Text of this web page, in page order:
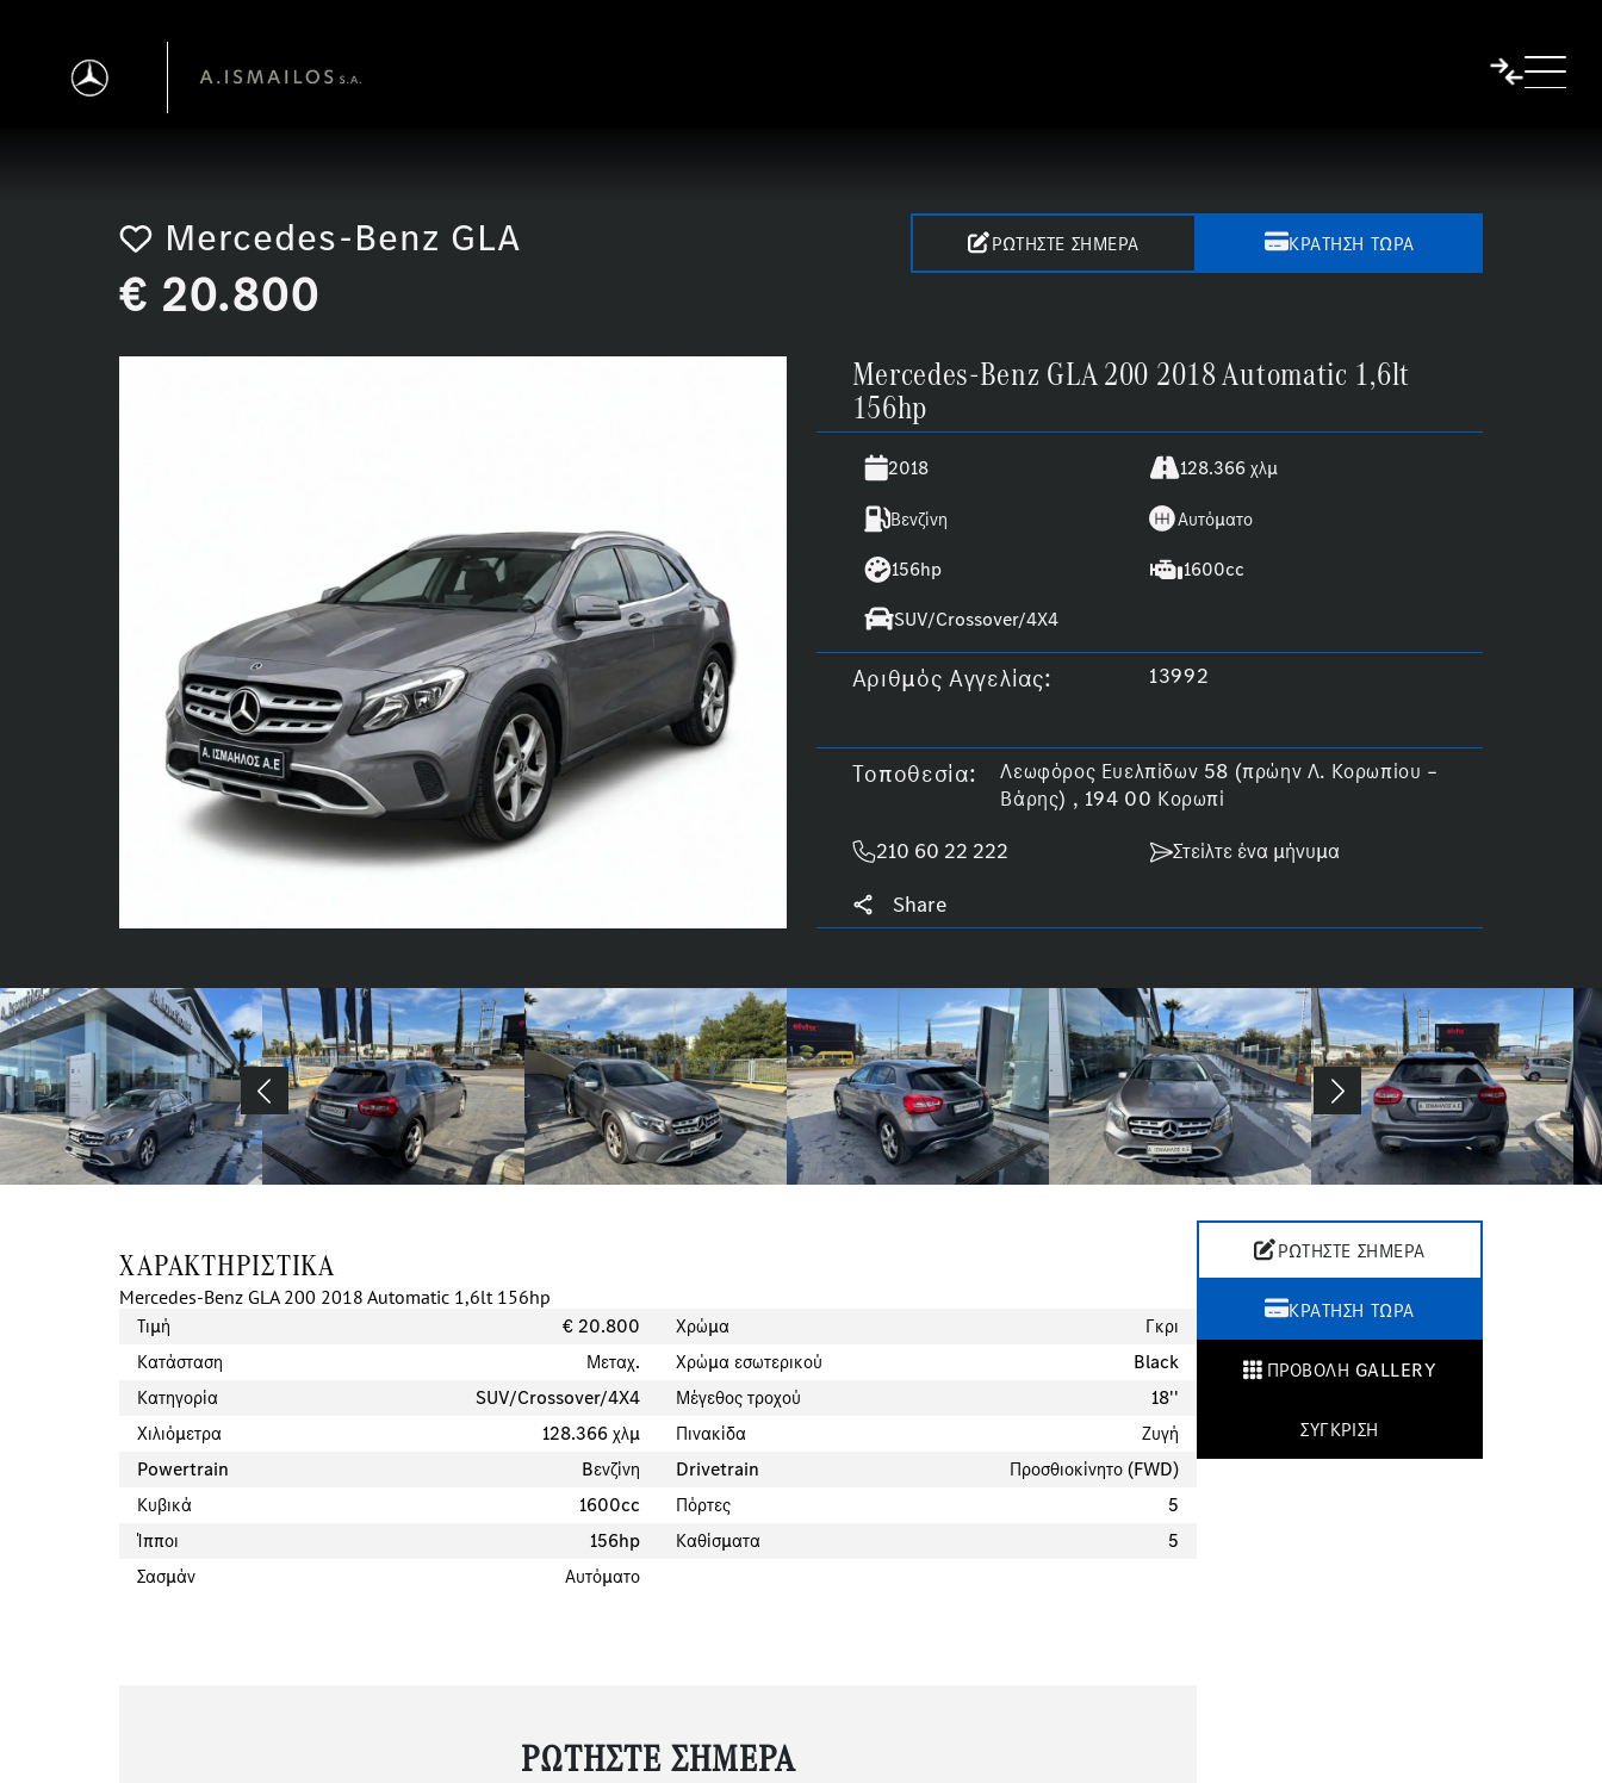
Mercedes-Benz GLA
€ 20.800
ΡΩΤΉΣΤΕ ΣΉΜΕΡΑ ΚΡΆΤΗΣΗ ΤΏΡΑ
Mercedes-Benz GLA 200 2018 Automatic 1,6lt
156hp
2018 128.366 χλμ
Βενζίνη Αυτόματο
156hp
1600cc
SUV/Crossover/4X4
Αριθμός Αγγελίας: 13992
Τοποθεσία:
Λεωφόρος Ευελπίδων 58 (πρώην Λ. Κορωπίου –
Βάρης) , 194 00 Κορωπί
210 60 22 222
Στείλτε ένα μήνυμα
Share
Previous Next
ΧΑΡΑΚΤΗΡΙΣΤΙΚΆ
Mercedes-Benz GLA 200 2018 Automatic 1,6lt 156hp
Τιμή €20.800
Κατάσταση
Μεταχ.
Κατηγορία
SUV/Crossover/4X4
Χιλιόμετρα
128.366 χλμ
Powertrain
Bενζίνη
Κυβικά
1600cc
Ίπποι
156hp
Σασμάν
Αυτόματο
Χρώμα
Γκρι
Χρώμα εσωτερικού
Black
Μέγεθος τροχού
18''
Πινακίδα
Ζυγή
Drivetrain
Προσθιοκίνητο (FWD)
Πόρτες
5
Καθίσματα
5
ΡΩΤΉΣΤΕ ΣΉΜΕΡΑ
ΡΩΤΉΣΤΕ ΣΉΜΕΡΑ
ΚΡΆΤΗΣΗ ΤΏΡΑ
ΠΡΟΒΟΛΉ GALLERY
ΣΎΓΚΡΙΣΗ